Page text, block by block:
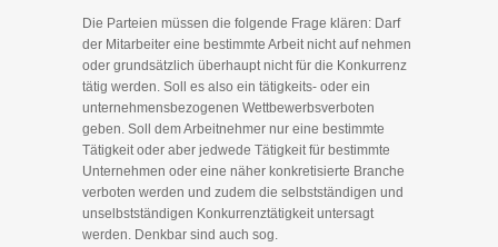
Die Parteien müssen die folgende Frage klären: Darf
der Mitarbeiter eine bestimmte Arbeit nicht auf nehmen
oder grundsätzlich überhaupt nicht für die Konkurrenz
tätig werden. Soll es also ein tätigkeits- oder ein
unternehmensbezogenen Wettbewerbsverboten
geben. Soll dem Arbeitnehmer nur eine bestimmte
Tätigkeit oder aber jedwede Tätigkeit für bestimmte
Unternehmen oder eine näher konkretisierte Branche
verboten werden und zudem die selbstständigen und
unselbstständigen Konkurrenztätigkeit untersagt
werden. Denkbar sind auch sog.